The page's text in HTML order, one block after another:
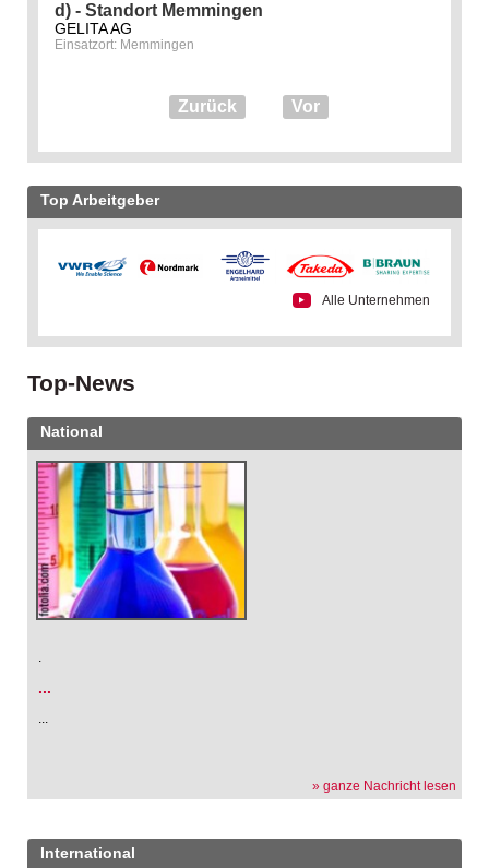
d) - Standort Memmingen
GELITA AG
Einsatzort: Memmingen
Zurück Vor
Top Arbeitgeber
Alle Unternehmen
Top-News
National
.
...
...
» ganze Nachricht lesen
International